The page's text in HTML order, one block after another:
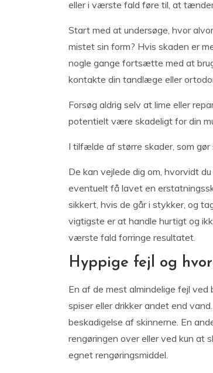
eller i værste fald føre til, at
Start med at undersøge, hvor
mistet sin form? Hvis skaden er
nogle gange fortsætte med at
kontakte din tandlæge eller
Forsøg aldrig selv at lime eller
potentielt være skadeligt for din
I tilfælde af større skader, som gør
De kan vejlede dig om, hvorvidt
eventuelt få lavet en
sikkert, hvis de går i stykker, og
vigtigste er at handle hurtigt og
værste fald forringe resultatet.
Hyppige fejl og
En af de mest almindelige fejl
spiser eller drikker andet end
beskadigelse af skinnerne. En
rengøringen over eller ved kun at
egnet rengøringsmiddel.